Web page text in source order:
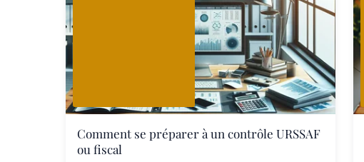
Comment se préparer à un contrôle URSSAF
ou fiscal